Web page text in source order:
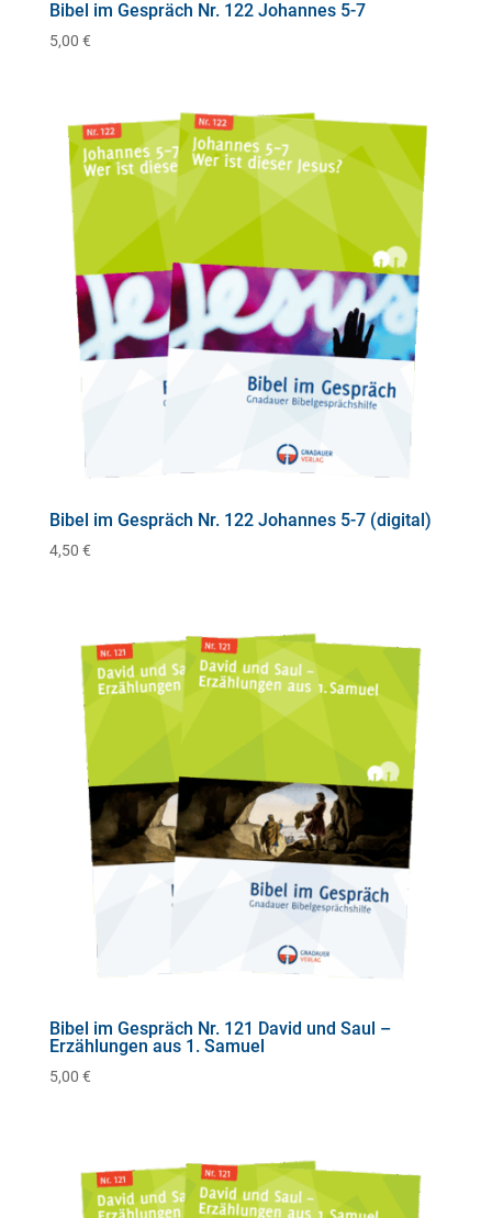
Bibel im Gespräch Nr. 122 Johannes 5-7
5,00 €
Bibel im Gespräch Nr. 122 Johannes 5-7 (digital)
4,50 €
Bibel im Gespräch Nr. 121 David und Saul –
Erzählungen aus 1. Samuel
5,00 €